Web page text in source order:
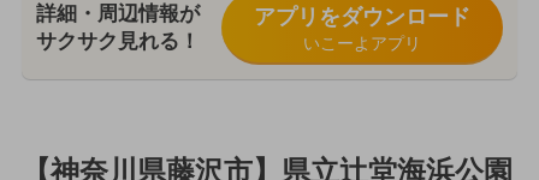
詳細・周辺情報が
サクサク見れる！
アプリをダウンロード
いこーよアプリ
【神奈川県藤沢市】県立辻堂海浜公園